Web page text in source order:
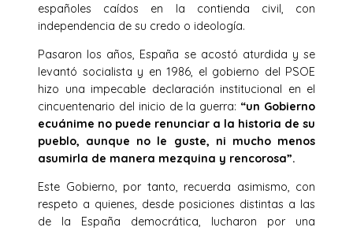
españoles caídos en la contienda civil, con
independencia de su credo o ideología.
Pasaron los años, España se acostó aturdida y se
levantó socialista y en 1986, el gobierno del PSOE
hizo una impecable declaración institucional en el
cincuentenario del inicio de la guerra: “un Gobierno
ecuánime no puede renunciar a la historia de su
pueblo, aunque no le guste, ni mucho menos
asumirla de manera mezquina y rencorosa”.
Este Gobierno, por tanto, recuerda asimismo, con
respeto a quienes, desde posiciones distintas a las
de la España democrática, lucharon por una